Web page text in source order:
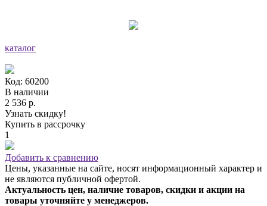
каталог
Код: 60200
В наличии
2 536 р.
Узнать скидку!
Купить в рассрочку
1
Добавить к сравнению
Цены, указанные на сайте, носят информационный характер и
не являются публичной офертой.
Актуальность цен, наличие товаров, скидки и акции на
товары уточняйте у менеджеров.